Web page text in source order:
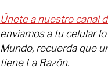
Únete a nuestro canal
enviamos a tu celular
Mundo, recuerda que
tiene La Razón.